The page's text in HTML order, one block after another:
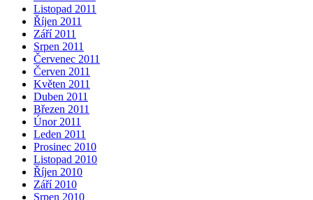
Listopad 2011
Říjen 2011
Září 2011
Srpen 2011
Červenec 2011
Červen 2011
Květen 2011
Duben 2011
Březen 2011
Únor 2011
Leden 2011
Prosinec 2010
Listopad 2010
Říjen 2010
Září 2010
Srpen 2010